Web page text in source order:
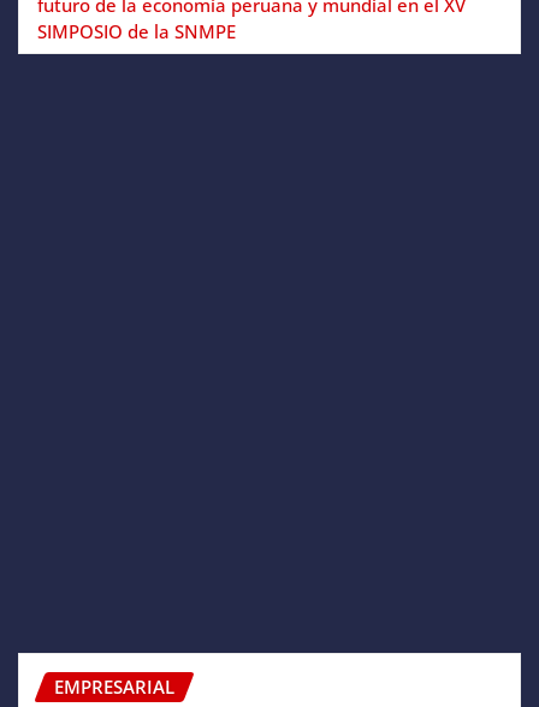
futuro de la economía peruana y mundial en el XV
SIMPOSIO de la SNMPE
EMPRESARIAL